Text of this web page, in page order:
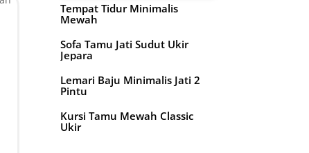
Tempat Tidur Minimalis
Mewah
Sofa Tamu Jati Sudut Ukir
Jepara
Lemari Baju Minimalis Jati 2
Pintu
Kursi Tamu Mewah Classic
Ukir